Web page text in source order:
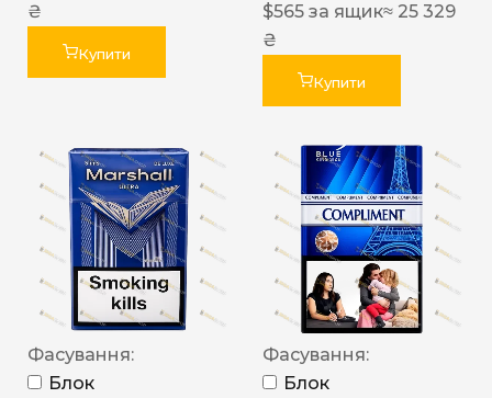
₴
Купити
$565 за ящик≈ 25 329
₴
Купити
Фасування:
Блок
Фасування:
Блок